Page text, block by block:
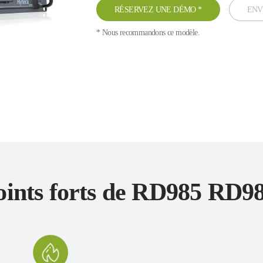
RÉSERVEZ UNE DÉMO*
* Nous recommandons ce modèle.
forts de RD985